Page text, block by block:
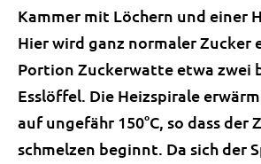
Kammer mit Löchern und einer
Hier wird ganz normaler Zucker
Portion Zuckerwatte etwa zwei
Esslöffel. Die Heizspirale
auf ungefähr 150°C, so dass der
schmelzen beginnt. Da sich der